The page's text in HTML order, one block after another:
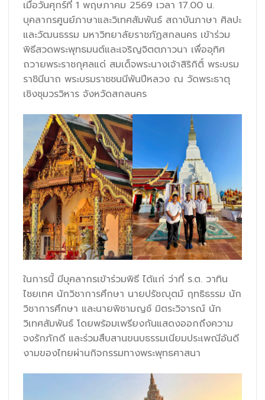
เมื่อวันศุกร์ที่ 1 พฤษภาคม 2569 เวลา 17.00 น.
บุคลากรศูนย์ภาษาและวิเทศสัมพันธ์ สถาบันภาษา ศิลปะ
และวัฒนธรรม มหาวิทยาลัยราชภัฏสกลนคร เข้าร่วม
พิธีสวดพระพุทธมนต์และเจริญจิตตภาวนา เพื่ออุทิศ
ถวายพระราชกุศลแด่ สมเด็จพระนางเจ้าสิริกิติ์ พระบรม
ราชินีนาถ พระบรมราชชนนีพันปีหลวง ณ วัดพระธาตุ
เชิงชุมวรวิหาร จังหวัดสกลนคร
ในการนี้ มีบุคลากรเข้าร่วมพิธี ได้แก่ ว่าที่ ร.ต. วาทิน
ไชยเทศ นักวิชาการศึกษา นายปรัชญุตม์ ฤทธิธรรม นัก
วิชาการศึกษา และนายพิชามญช์ มิตระวิจารณ์ นัก
วิเทศสัมพันธ์ โดยพร้อมเพรียงกันแสดงออกถึงความ
จงรักภักดี และร่วมสืบสานขนบธรรมเนียมประเพณีอันดี
งามของไทยผ่านกิจกรรมทางพระพุทธศาสนา